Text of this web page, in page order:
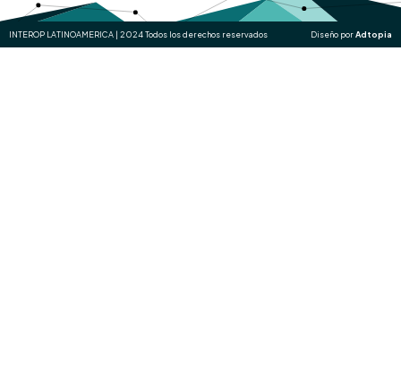
INTEROP LATINOAMERICA | 2024 Todos los derechos reservados Diseño porAdtopia